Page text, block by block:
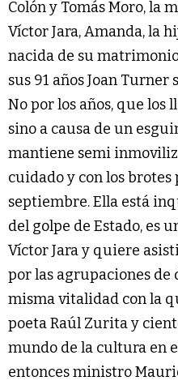
Colón y Tomás Moro, la
Víctor Jara, Amanda, la
nacida de su
sus 91 años Joan
No por los años, que los
sino a causa de un
mantiene semi
cuidado y con los
septiembre. Ella está
del golpe de Estado, es
Víctor Jara y quiere
por las agrupaciones de
misma vitalidad con la
poeta Raúl Zurita y
mundo de la cultura en
entonces ministro